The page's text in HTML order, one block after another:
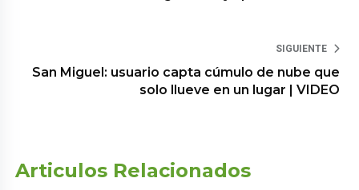
SIGUIENTE
San Miguel: usuario capta cúmulo de nube que
solo llueve en un lugar | VIDEO
Articulos Relacionados